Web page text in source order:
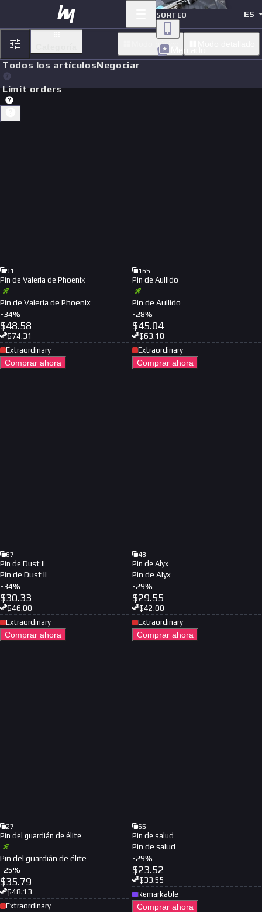
SORTEO
Mercado
ES
Modo básico
Todos los artículosNegociar
Limit orders
91
Pin de Valeria de Phoenix
Pin de Valeria de Phoenix
-34%
$48.58
$74.31
Extraordinary
Comprar ahora
165
Pin de Aullido
Pin de Aullido
-28%
$45.04
$63.18
Extraordinary
Comprar ahora
67
Pin de Dust II
Pin de Dust II
-34%
$30.33
$46.00
Extraordinary
Comprar ahora
48
Pin de Alyx
Pin de Alyx
-29%
$29.55
$42.00
Extraordinary
Comprar ahora
27
Pin del guardián de élite
Pin del guardián de élite
-25%
$35.79
$48.13
Extraordinary
65
Pin de salud
Pin de salud
-29%
$23.52
$33.55
Remarkable
Comprar ahora